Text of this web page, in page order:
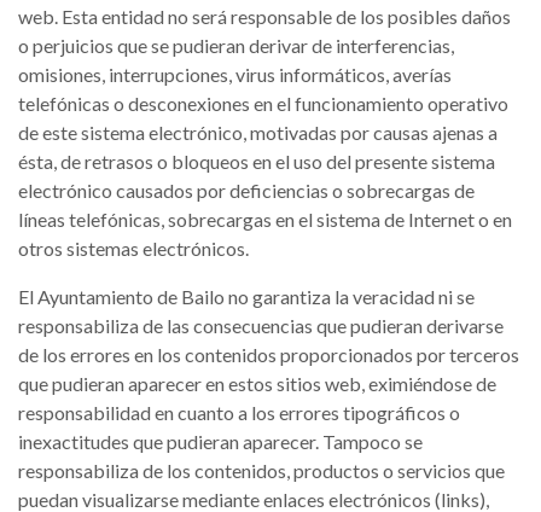
web. Esta entidad no será responsable de los posibles daños
o perjuicios que se pudieran derivar de interferencias,
omisiones, interrupciones, virus informáticos, averías
telefónicas o desconexiones en el funcionamiento operativo
de este sistema electrónico, motivadas por causas ajenas a
ésta, de retrasos o bloqueos en el uso del presente sistema
electrónico causados por deficiencias o sobrecargas de
líneas telefónicas, sobrecargas en el sistema de Internet o en
otros sistemas electrónicos.
El Ayuntamiento de Bailo no garantiza la veracidad ni se
responsabiliza de las consecuencias que pudieran derivarse
de los errores en los contenidos proporcionados por terceros
que pudieran aparecer en estos sitios web, eximiéndose de
responsabilidad en cuanto a los errores tipográficos o
inexactitudes que pudieran aparecer. Tampoco se
responsabiliza de los contenidos, productos o servicios que
puedan visualizarse mediante enlaces electrónicos (links),